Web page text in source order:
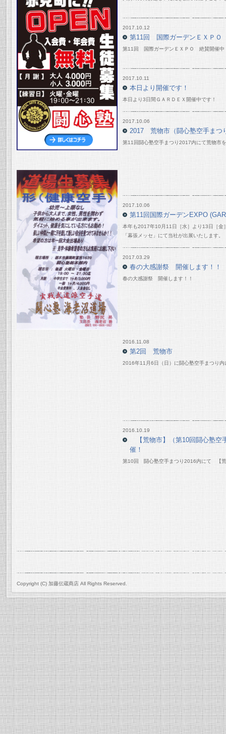
2017.10.12
第11回 国際ガーデンＥＸＰＯ
第11回 国際ガーデンＥＸＰＯ 絶賛開催中
2017.10.11
本日より開催です！
本日より3日間ＧＡＲＤＥＸ開催中です！
2017.10.06
2017 荒物市（闘心塾空手まつ
第11回闘心塾空手まつり2017内にて荒物市
2017.10.06
第11回国際ガーデンEXPO
本年も2017年10月11日［水］より13日［金
「幕張メッセ」にて当社が出展いたします。
2017.03.29
春の大感謝祭 開催します！！
春の大感謝祭 開催します！！
2016.11.08
第2回 荒物市
2016年11月6日（日）に闘心塾空手まつり内
2016.10.19
【荒物市】（第10回闘心塾空
催！
第10回 闘心塾空手まつり2016内にて 【荒
Copyright (C) 加藤伝蔵商店 All Rights Reserved.